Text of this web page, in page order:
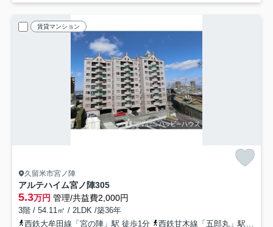
賃貸マンション
久留米市宮ノ陣
アルテハイム宮ノ陣305
5.3万円 管理/共益費2,000円
3階 / 54.11㎡ / 2LDK /築36年
西鉄大牟田線「宮の陣」駅 徒歩1分
西鉄甘木線「五郎丸」駅 徒歩15分